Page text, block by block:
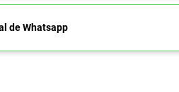
de Whatsapp